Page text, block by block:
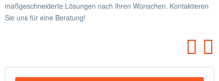
maßgeschneiderte Lösungen nach Ihren Wünschen. Kontaktieren
Sie uns für eine Beratung!